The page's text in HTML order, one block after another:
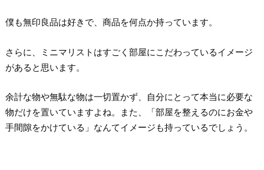
僕も無印良品は好きで、商品を何点か持っています。
さらに、ミニマリストはすごく部屋にこだわっているイメージ
があると思います。
余計な物や無駄な物は一切置かず、自分にとって本当に必要な
物だけを置いていますよね。また、「部屋を整えるのにお金や
手間隙をかけている」なんてイメージも持っているでしょう。